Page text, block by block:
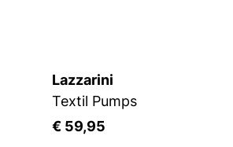
Lazzarini
Textil Pumps
€ 59,95